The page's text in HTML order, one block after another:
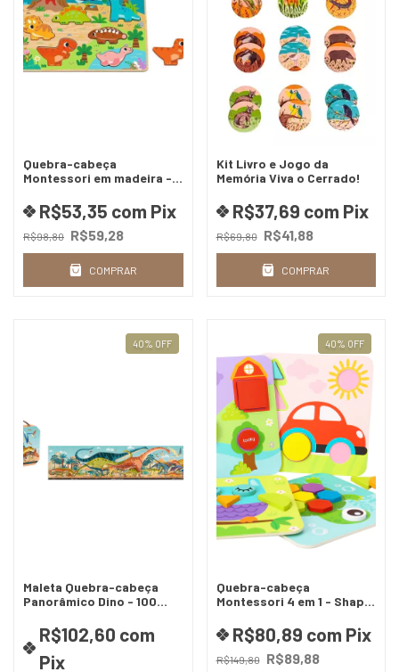
Quebra-cabeça
Montessori em madeira -
R$98,80 R$59,28
R$53,35 com Pix
COMPRAR
Kit Livro e Jogo da
Memória Viva o Cerrado!
R$69,80 R$41,88
R$37,69 com Pix
COMPRAR
40% OFF
Maleta Quebra-cabeça
Panorâmico Dino - 100
R$102,60 com
Pix
40% OFF
Quebra-cabeça
Montessori 4 em 1 - Shape
R$149,80 R$89,88
R$80,89 com Pix